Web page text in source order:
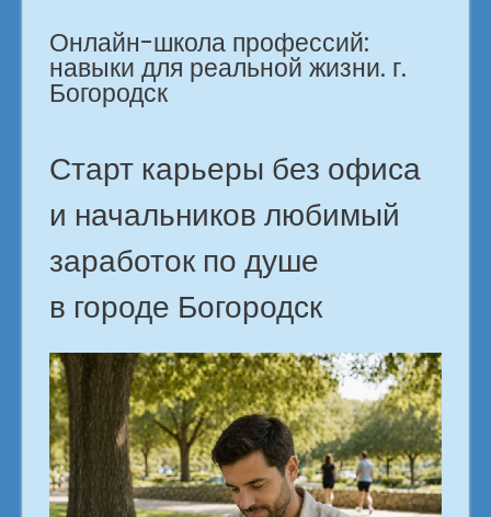
Богородск»
Онлайн-школа профессий:
навыки для реальной жизни. г.
Богородск
Старт карьеры без офиса
и начальников любимый
заработок по душе
в городе Богородск